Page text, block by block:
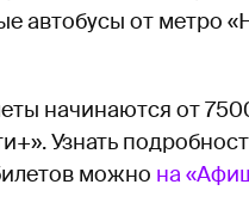
автобусы от метро
начинаются от
Узнать
можно на